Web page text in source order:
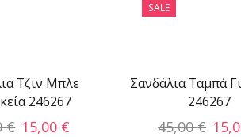
Τζιν Μπλε
246267
€ 15,00 €
SALE
Σανδάλια Ταμπά
246267
45,00€